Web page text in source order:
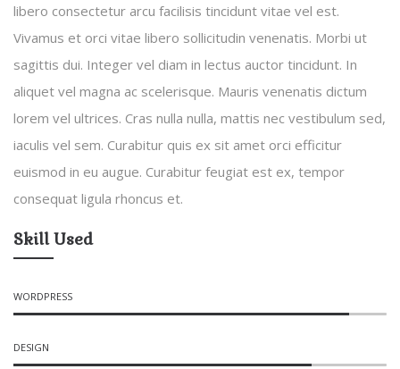
libero consectetur arcu facilisis tincidunt vitae vel est.
Vivamus et orci vitae libero sollicitudin venenatis. Morbi ut
sagittis dui. Integer vel diam in lectus auctor tincidunt. In
aliquet vel magna ac scelerisque. Mauris venenatis dictum
lorem vel ultrices. Cras nulla nulla, mattis nec vestibulum sed,
iaculis vel sem. Curabitur quis ex sit amet orci efficitur
euismod in eu augue. Curabitur feugiat est ex, tempor
consequat ligula rhoncus et.
Skill Used
WORDPRESS
DESIGN